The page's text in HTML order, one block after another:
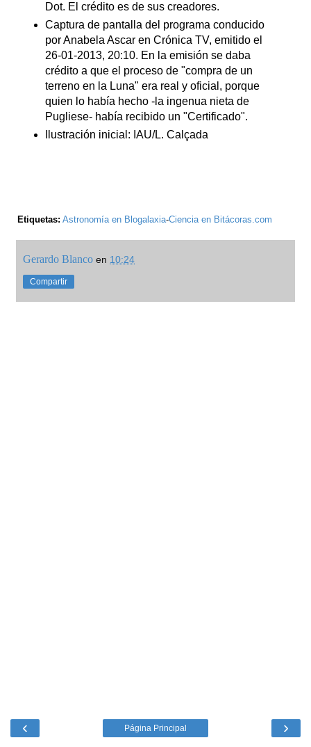
Dot. El crédito es de sus creadores.
Captura de pantalla del programa conducido
por Anabela Ascar en Crónica TV, emitido el
26-01-2013, 20:10. En la emisión se daba
crédito a que el proceso de "compra de un
terreno en la Luna" era real y oficial, porque
quien lo había hecho -la ingenua nieta de
Pugliese- había recibido un "Certificado".
Ilustración inicial: IAU/L. Calçada
Etiquetas: Astronomía en Blogalaxia-Ciencia en Bitácoras.com
Gerardo Blanco en 10:24
Compartir
‹ ›
Página Principal